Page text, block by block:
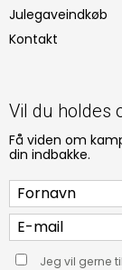
Julegaveindkøb
Kontakt
Vil du holdes
Få viden om
din indbakke.
Jeg vil gerne